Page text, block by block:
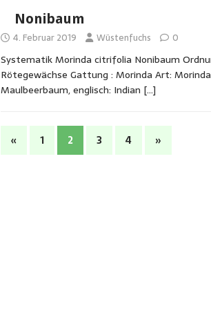
Nonibaum
4. Februar 2019 Wüstenfuchs 0
Systematik Morinda citrifolia Nonibaum
Rötegewächse Gattung : Morinda Art:
Maulbeerbaum, englisch: Indian […]
« 1 2 3 4 »